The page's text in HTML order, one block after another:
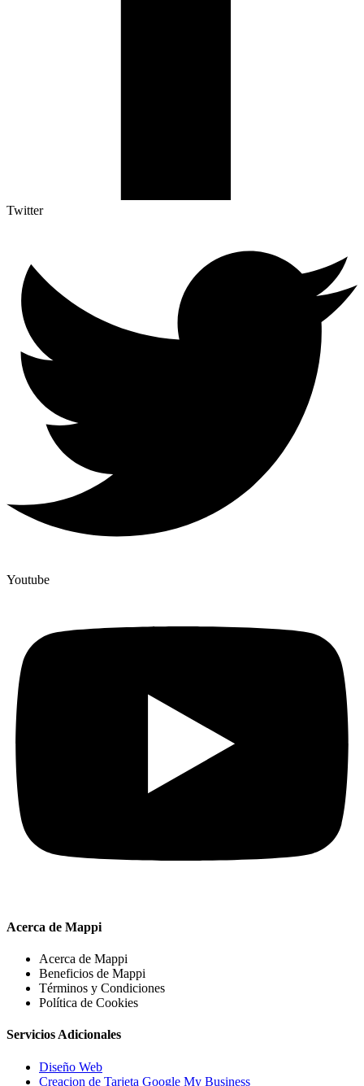
Twitter
Youtube
Acerca de Mappi
Acerca de Mappi
Beneficios de Mappi
Términos y Condiciones
Política de Cookies
Servicios Adicionales
Diseño Web
Creacion de Tarjeta Google My Business